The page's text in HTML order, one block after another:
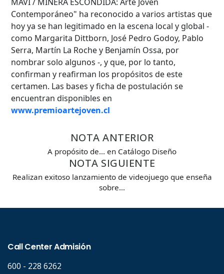
Contemporáneo" ha reconocido a varios artistas que
hoy ya se han legitimado en la escena local y global -
como Margarita Dittborn, José Pedro Godoy, Pablo
Serra, Martín La Roche y Benjamín Ossa, por
nombrar solo algunos -, y que, por lo tanto,
confirman y reafirman los propósitos de este
certamen. Las bases y ficha de postulación se
encuentran disponibles en
www.premioartejoven.cl
NOTA ANTERIOR
A propósito de... en Catálogo Diseño
NOTA SIGUIENTE
Realizan exitoso lanzamiento de videojuego que enseña
sobre…